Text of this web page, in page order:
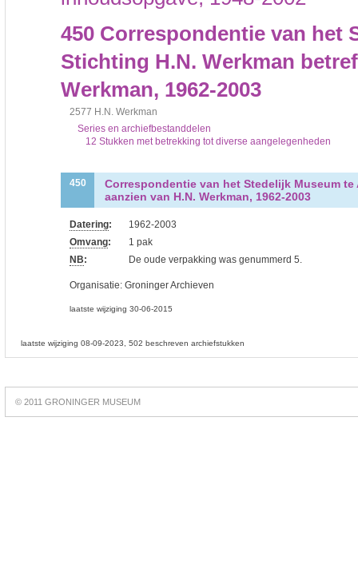
450 Correspondentie van het
Stichting H.N. Werkman
Werkman, 1962-2003
2577 H.N. Werkman
Series en archiefbestanddelen
12 Stukken met betrekking tot diverse aangelegenheden
450
Correspondentie van het Stedelijk Museum
aanzien van H.N. Werkman, 1962-2003
Datering:
1962-2003
Omvang:
1 pak
NB: De oude verpakking was genummerd 5.
Organisatie: Groninger Archieven
laatste wijziging 30-06-2015
laatste wijziging 08-09-2023 502 beschreven archiefstukken
online
slots
© 2011 GRONINGER MUSEUM